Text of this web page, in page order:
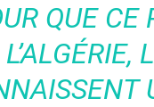
QUE CE